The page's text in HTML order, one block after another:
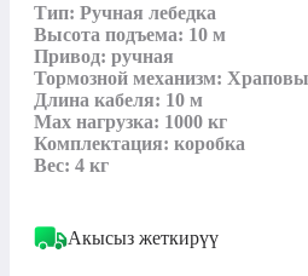
Тип: Ручная лебедка
Высота подъема: 10 м
Привод: ручная
Тормозной механизм:
Длина кабеля: 10 м
Max нагрузка: 1000 кг
Комплектация: коробка
Вес: 4 кг
Акысыз жеткирүү